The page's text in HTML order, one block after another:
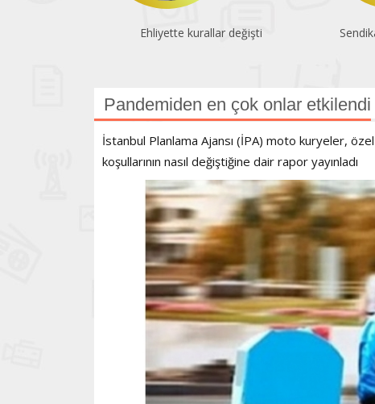
Ehliyette kurallar değişti
Pandemiden en çok onlar etkilendi
İstanbul Planlama Ajansı (İPA) moto kuryeler,
koşullarının nasıl değiştiğine dair rapor yayınladı